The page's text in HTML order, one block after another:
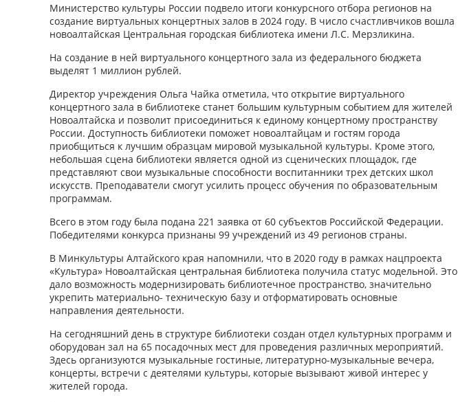
Министерство культуры России подвело итоги конкурсного отбора регионов на
создание виртуальных концертных залов в 2024 году. В число счастливчиков вошла
новоалтайская Центральная городская библиотека имени Л.С. Мерзликина.
На создание в ней виртуального концертного зала из федерального бюджета
выделят 1 миллион рублей.
Директор учреждения Ольга Чайка отметила, что открытие виртуального
концертного зала в библиотеке станет большим культурным событием для жителей
Новоалтайска и позволит присоединиться к единому концертному пространству
России. Доступность библиотеки поможет новоалтайцам и гостям города
приобщиться к лучшим образцам мировой музыкальной культуры. Кроме этого,
небольшая сцена библиотеки является одной из сценических площадок, где
представляют свои музыкальные способности воспитанники трех детских школ
искусств. Преподаватели смогут усилить процесс обучения по образовательным
программам.
Всего в этом году была подана 221 заявка от 60 субъектов Российской Федерации.
Победителями конкурса признаны 99 учреждений из 49 регионов страны.
В Минкультуры Алтайского края напомнили, что в 2020 году в рамках нацпроекта
«Культура» Новоалтайская центральная библиотека получила статус модельной. Это
дало возможность модернизировать библиотечное пространство, значительно
укрепить материально- техническую базу и отформатировать основные
направления деятельности.
На сегодняшний день в структуре библиотеки создан отдел культурных программ и
оборудован зал на 65 посадочных мест для проведения различных мероприятий.
Здесь организуются музыкальные гостиные, литературно-музыкальные вечера,
концерты, встречи с деятелями культуры, которые вызывают живой интерес у
жителей города.